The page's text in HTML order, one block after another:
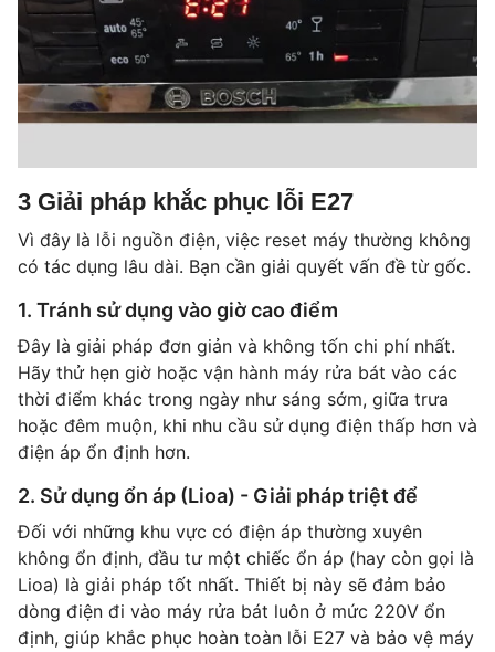
3 Giải pháp khắc phục lỗi E27
Vì đây là lỗi nguồn điện, việc reset máy thường không
có tác dụng lâu dài. Bạn cần giải quyết vấn đề từ gốc.
1. Tránh sử dụng vào giờ cao điểm
Đây là giải pháp đơn giản và không tốn chi phí nhất.
Hãy thử hẹn giờ hoặc vận hành máy rửa bát vào các
thời điểm khác trong ngày như sáng sớm, giữa trưa
hoặc đêm muộn, khi nhu cầu sử dụng điện thấp hơn và
điện áp ổn định hơn.
2. Sử dụng ổn áp (Lioa) - Giải pháp triệt để
Đối với những khu vực có điện áp thường xuyên
không ổn định, đầu tư một chiếc ổn áp (hay còn gọi là
Lioa) là giải pháp tốt nhất. Thiết bị này sẽ đảm bảo
dòng điện đi vào máy rửa bát luôn ở mức 220V ổn
định, giúp khắc phục hoàn toàn lỗi E27 và bảo vệ máy